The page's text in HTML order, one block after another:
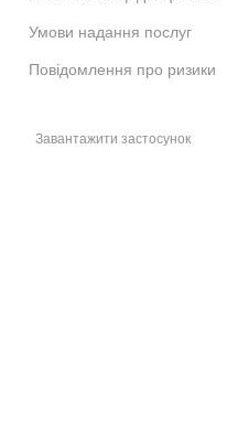
Умови надання послуг
Повідомлення про ризики
Завантажити застосунок